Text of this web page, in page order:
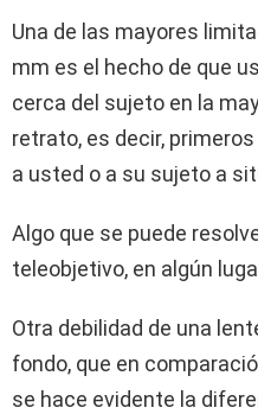
Una de las mayores
mm es el hecho de que
cerca del sujeto en la
retrato, es decir,
a usted o a su sujeto a
Algo que se puede
teleobjetivo, en algún
Otra debilidad de una
fondo, que en
se hace evidente la